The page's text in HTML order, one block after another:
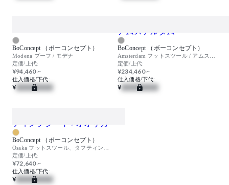
BoConcept （ボーコンセプト）
Modena プーフ / モデナ
定価/上代:
¥94,460 ~
仕入価格/下代:
¥
BoConcept （ボーコンセプト）
定価/上代:
¥234,460 ~
仕入価格/下代:
¥
BoConcept （ボーコンセプト）
定価/上代:
¥72,640 ~
仕入価格/下代:
¥